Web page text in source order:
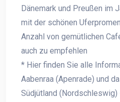
Dänemark und Preußen im
mit der schönen
Anzahl von gemütlichen
auch zu empfehlen
* Hier finden Sie alle
Aabenraa (Apenrade) und
Südjütland